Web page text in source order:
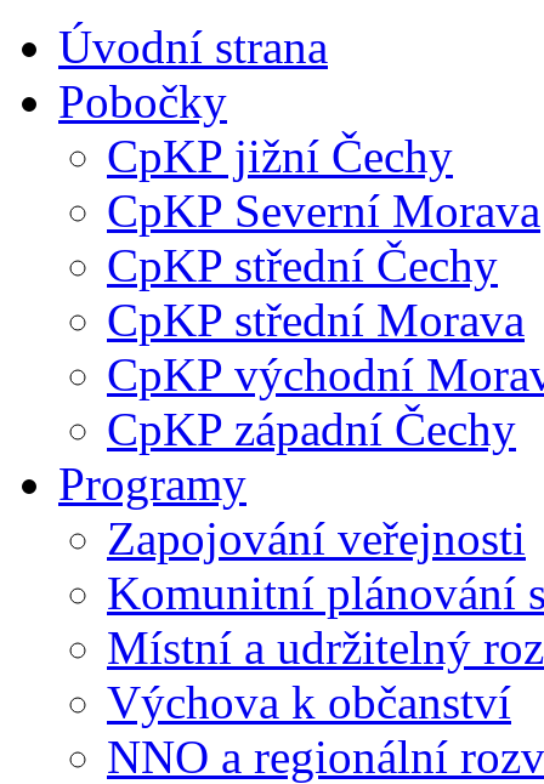
Úvodní strana
Pobočky
CpKP jižní Čechy
CpKP Severní Morava
CpKP střední Čechy
CpKP střední Morava
CpKP východní
CpKP západní Čechy
Programy
Zapojování veřejnosti
Komunitní plánování
Místní a udržitelný
Výchova k občanství
NNO a regionální